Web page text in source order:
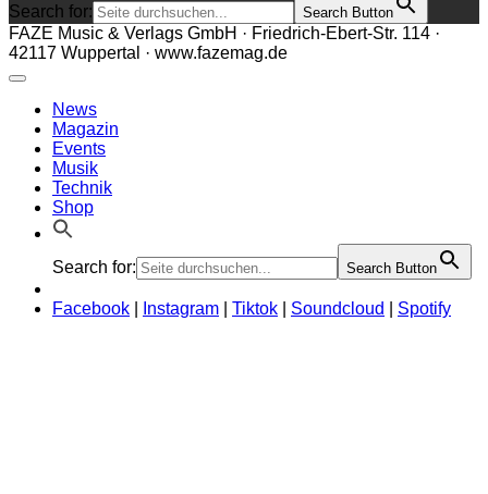
Search for:
Search Button
FAZE Music & Verlags GmbH · Friedrich-Ebert-Str. 114 ·
42117 Wuppertal · www.fazemag.de
News
Magazin
Events
Musik
Technik
Shop
Search for: Search Button
Facebook Instagram Tiktok Soundcloud Spotify